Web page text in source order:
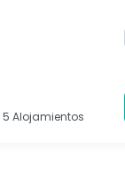
5 Alojamientos